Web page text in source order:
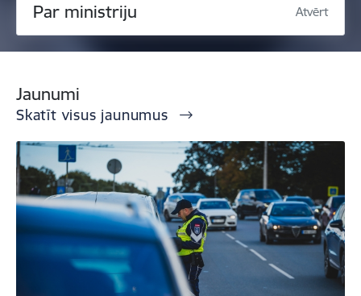
Par ministriju Atvērt
Jaunumi
Skatīt visus jaunumus